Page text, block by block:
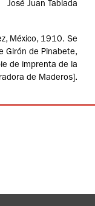
José Juan Tablada
México, 1910. Se
Girón de Pinabete,
de imprenta de la
de Maderos].